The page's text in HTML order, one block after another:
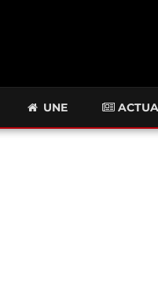
UNE